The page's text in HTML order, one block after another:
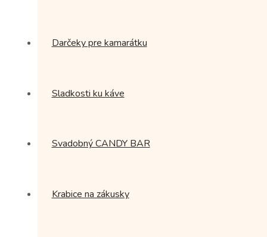
Darčeky pre kamarátku
Sladkosti ku káve
Svadobný CANDY BAR
Krabice na zákusky